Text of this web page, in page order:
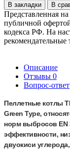
В закладки
В
Представленная
публичной
кодекса РФ. На
рекомендательные
Описание
Отзывы 0
Вопрос-ответ
Пеллетные котлы
Green Type,
норм выбросов EN
эффективности,
двуокиси